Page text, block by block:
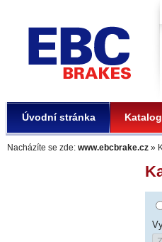
EBC Brakes
Nacházíte se zde: www.ebcbrake.cz »
Úvodní stránka